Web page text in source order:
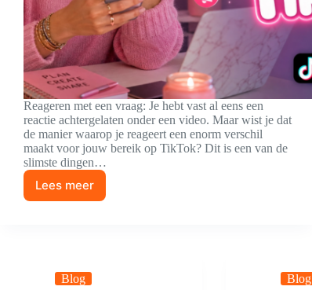
Reageren met een vraag: Je hebt vast al eens een
reactie achtergelaten onder een video. Maar wist je dat
de manier waarop je reageert een enorm verschil
maakt voor jouw bereik op TikTok? Dit is een van de
slimste dingen…
Lees meer
Zo
algoritme
Blog Blog